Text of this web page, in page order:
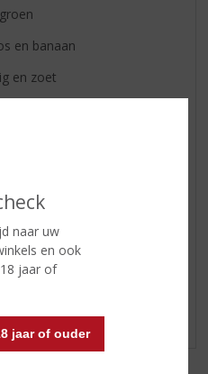
naar uw
en ook
jaar of
jaar of ouder
en banaan
en zoet
voor dit product